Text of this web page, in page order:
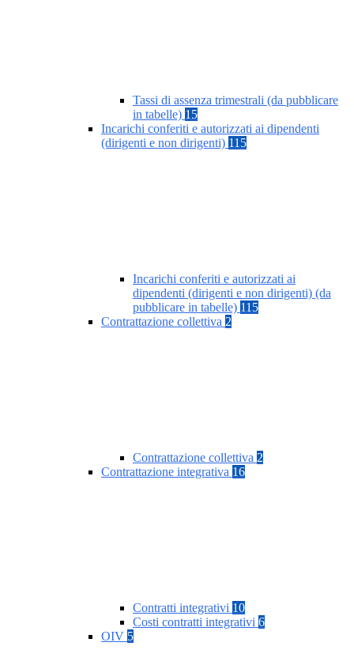
Tassi di assenza trimestrali (da pubblicare
in tabelle) 15
Incarichi conferiti e autorizzati ai dipendenti
(dirigenti e non dirigenti) 115
Incarichi conferiti e autorizzati ai
dipendenti (dirigenti e non dirigenti) (da
pubblicare in tabelle) 115
Contrattazione collettiva 2
Contrattazione collettiva 2
Contrattazione integrativa 16
Contratti integrativi 10
Costi contratti integrativi 6
OIV 5